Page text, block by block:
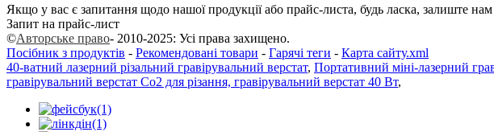
Якщо у вас є запитання щодо нашої продукції або прайс-листа, будь ласка, залиште
Запит на прайс-лист
©Авторське право- 2010-2025: Усі права захищено.
Посібник з продуктів - Рекомендовані товари - Гарячі теги - Карта сайту.xml
40-ватний лазерний різальний гравірувальний верстат, Портативний міні-лазерний
гравірувальний верстат Co2 для різання, гравірувальний верстат 40 Вт,